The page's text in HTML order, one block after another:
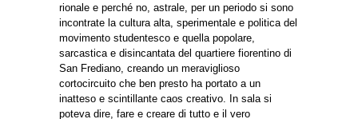
rionale e perché no, astrale, per un periodo si sono
incontrate la cultura alta, sperimentale e politica del
movimento studentesco e quella popolare,
sarcastica e disincantata del quartiere fiorentino di
San Frediano, creando un meraviglioso
cortocircuito che ben presto ha portato a un
inatteso e scintillante caos creativo. In sala si
poteva dire, fare e creare di tutto e il vero